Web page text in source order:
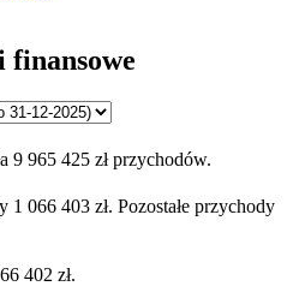
finansowe
9 965 425 zł przychodów.
1 066 403 zł. Pozostałe przychody
402 zł.